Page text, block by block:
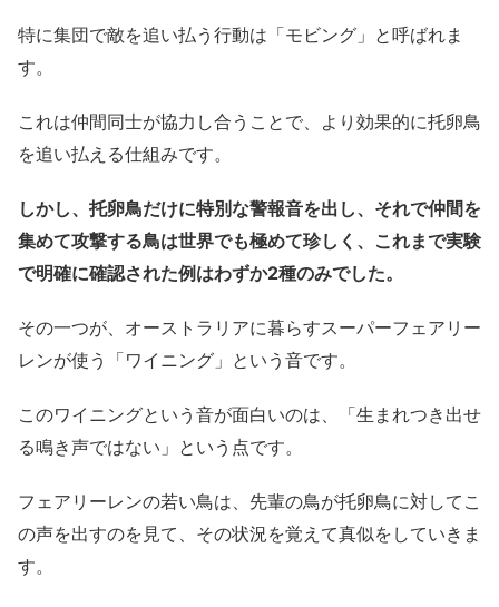
特に集団で敵を追い払う行動は「モビング」と呼ばれま
す。
これは仲間同士が協力し合うことで、より効果的に托卵鳥
を追い払える仕組みです。
しかし、托卵鳥だけに特別な警報音を出し、それで仲間を
集めて攻撃する鳥は世界でも極めて珍しく、これまで実験
で明確に確認された例はわずか2種のみでした。
その一つが、オーストラリアに暮らすスーパーフェアリー
レンが使う「ワイニング」という音です。
このワイニングという音が面白いのは、「生まれつき出せ
る鳴き声ではない」という点です。
フェアリーレンの若い鳥は、先輩の鳥が托卵鳥に対してこ
の声を出すのを見て、その状況を覚えて真似をしていきま
す。